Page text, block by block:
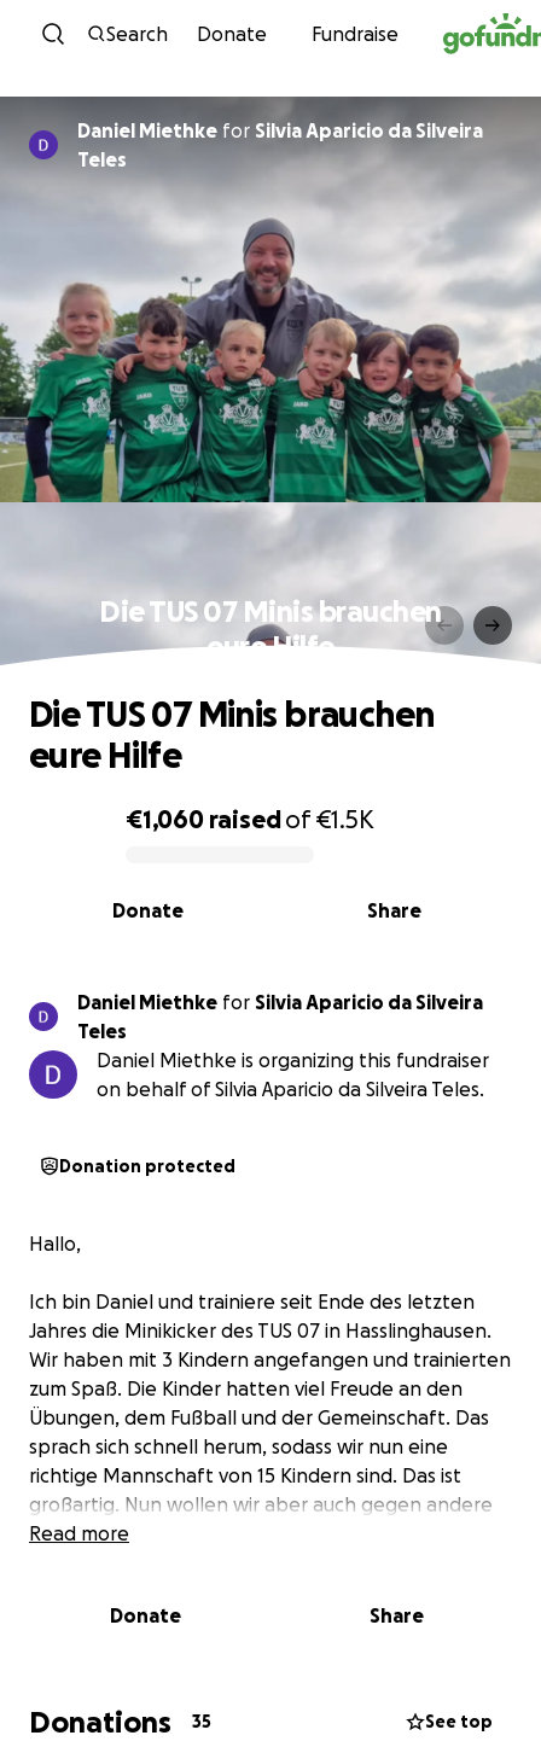
Skip to content
Search Donate Fundraise
Daniel Miethke for Silvia Aparicio da Silveira
Teles
Die TUS 07 Minis brauchen
eure Hilfe
0% complete
€1,060 raisedof€1.5K
Share
Donate
Die TUS 07 Minis brauchen
eure Hilfe
Daniel Miethke for Silvia Aparicio da Silveira
Teles
Daniel Miethke is organizing this fundraiser
on behalf of Silvia Aparicio da Silveira Teles.
Donation protected
Hallo,
Ich bin Daniel und trainiere seit Ende des letzten
Jahres die Minikicker des TUS 07 in Hasslinghausen.
Wir haben mit 3 Kindern angefangen und trainierten
zum Spaß. Die Kinder hatten viel Freude an den
Übungen, dem Fußball und der Gemeinschaft. Das
sprach sich schnell herum, sodass wir nun eine
richtige Mannschaft von 15 Kindern sind. Das ist
großartig. Nun wollen wir aber auch gegen andere
Mannschaften spielen und uns beweisen. Dabei
mit denen wir spielen und trainieren sind
Trainingsausrüstung, wie Hütchen oder Stangen sind
nicht oder nicht in einem ausreichenden Zustand
Read more
Donate Share
Donations 35 See top